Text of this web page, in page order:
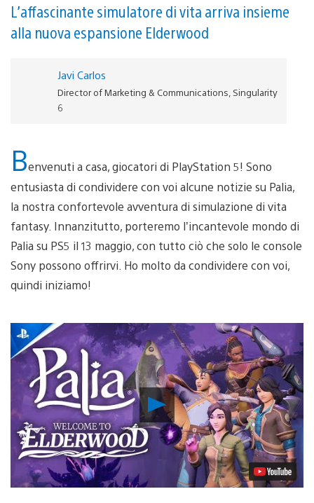
L’affascinante simulatore di vita arriva insieme
alla nuova espansione Elderwood
Javi Carlos
Director of Marketing & Communications, Singularity
6
Benvenuti a casa, giocatori di PlayStation 5! Sono
entusiasta di condividere con voi alcune notizie su Palia,
la nostra confortevole avventura di simulazione di vita
fantasy. Innanzitutto, porteremo l’incantevole mondo di
Palia su PS5 il 13 maggio, con tutto ciò che solo le console
Sony possono offrirvi. Ho molto da condividere con voi,
quindi iniziamo!
Riproduci
video